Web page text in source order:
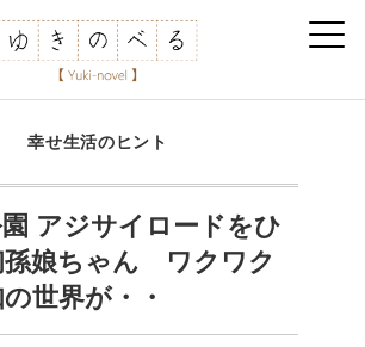
幸せ生活のヒント
アジサイロードをひ
孫娘ちゃん ワクワク
世界が・・